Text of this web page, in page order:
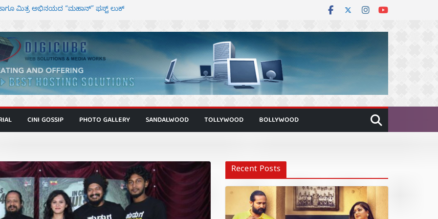
ಮಿತ್ರ ಅಭಿನಯದ “ಮಹಾನ್” ಫಸ್ಟ್ ಲುಕ್
ಕಿಟ್ಟಿ – ಮೇಘನಾರಾಜ್ ಅಭಿನಯದ “ಅಮರ್ಥ” ಚಿತ್ರ
ಅಜೇಯಂ” ಹಾಡಿದ ದೃಶ್ಯ ವೈಭವ
ಶಿವಣ್ಣ ಅಭಿನಯದ ‘ಬಾಸ್’ ಚಿತ್ರ ತೆರೆಗೆ
CINI GOSSIP PHOTO GALLERY SANDALWOOD TOLLYWOOD BOLLYWOOD
Recent Posts